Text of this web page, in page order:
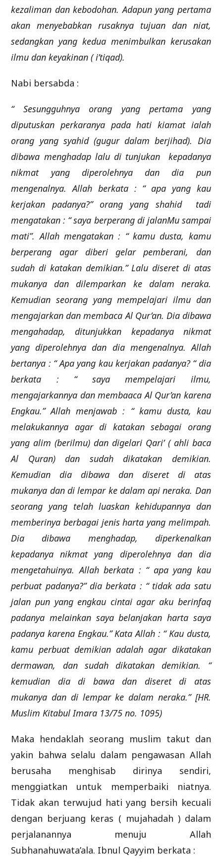
kezaliman dan kebodohan. Adapun yang pertama
akan menyebabkan rusaknya tujuan dan niat,
sedangkan yang kedua menimbulkan kerusakan
ilmu dan keyakinan ( i’tiqad).
Nabi bersabda :
“ Sesungguhnya orang yang pertama yang
diputuskan perkaranya pada hati kiamat ialah
orang yang syahid (gugur dalam berjihad). Dia
dibawa menghadap lalu di tunjukan kepadanya
nikmat yang diperolehnya dan dia pun
mengenalnya. Allah berkata : “ apa yang kau
kerjakan padanya?” orang yang shahid tadi
mengatakan : “ saya berperang di jalanMu sampai
mati”. Allah mengatakan : “ kamu dusta, kamu
berperang agar diberi gelar pemberani, dan
sudah di katakan demikian.” Lalu diseret di atas
mukanya dan dilemparkan ke dalam neraka.
Kemudian seorang yang mempelajari ilmu dan
mengajarkan dan membaca Al Qur’an. Dia dibawa
mengahadap, ditunjukkan kepadanya nikmat
yang diperolehnya dan dia mengenalnya. Allah
bertanya : “ Apa yang kau kerjakan padanya? “ dia
berkata : “ saya mempelajari ilmu,
mengajarkannya dan membaaca Al Qur’an karena
Engkau.” Allah menjawab : “ kamu dusta, kau
melakukannya agar di katakan sebagai orang
yang alim (berilmu) dan digelari Qari’ ( ahli baca
Al Quran) dan sudah dikatakan demikian.
Kemudian dia dibawa dan diseret di atas
mukanya dan di lempar ke dalam api neraka. Dan
seorang yang telah luaskan kehidupannya dan
memberinya berbagai jenis harta yang melimpah.
Dia dibawa menghadap, diperkenalkan
kepadanya nikmat yang diperolehnya dan dia
mengetahuinya. Allah berkata : “ apa yang kau
perbuat padanya?” dia berkata : “ tidak ada satu
jalan pun yang engkau cintai agar aku berinfaq
padanya melainkan saya belanjakan harta saya
padanya karena Engkau.” Kata Allah : “ Kau dusta,
kamu perbuat demikian adalah agar dikatakan
dermawan, dan sudah dikatakan demikian. “
kemudian dia di bawa dan diseret di atas
mukanya dan di lempar ke dalam neraka.” [HR.
Muslim Kitabul Imara 13/75 no. 1095)
Maka hendaklah seorang muslim takut dan
yakin bahwa selalu dalam pengawasan Allah
berusaha menghisab dirinya sendiri,
menggiatkan untuk memperbaiki niatnya.
Tidak akan terwujud hati yang bersih kecuali
dengan berjuang keras ( mujahadah ) dalam
perjalanannya menuju Allah
Subhanahuwata’ala. Ibnul Qayyim berkata :